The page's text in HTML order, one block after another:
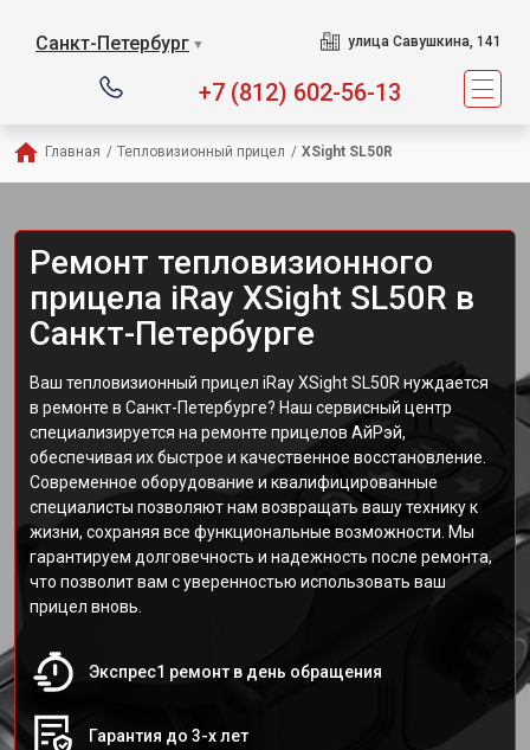
Санкт-Петербург ▼ улица Савушкина, 141
+7 (812) 602-56-13
Главная / Тепловизионный прицел / ХSight SL50R
Ремонт тепловизионного
прицела iRay ХSight SL50R в
Санкт-Петербурге
Ваш тепловизионный прицел iRay ХSight SL50R нуждается
в ремонте в Санкт-Петербурге? Наш сервисный центр
специализируется на ремонте прицелов АйРэй,
обеспечивая их быстрое и качественное восстановление.
Современное оборудование и квалифицированные
специалисты позволяют нам возвращать вашу технику к
жизни, сохраняя все функциональные возможности. Мы
гарантируем долговечность и надежность после ремонта,
что позволит вам с уверенностью использовать ваш
прицел вновь.
Экспрес1 ремонт в день обращения
Гарантия до 3-х лет